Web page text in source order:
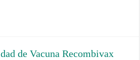
de Vacuna Recombivax